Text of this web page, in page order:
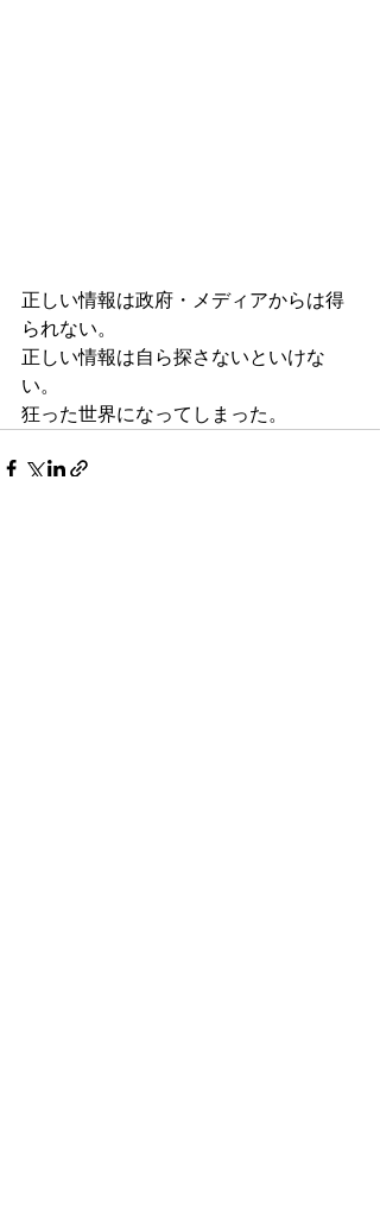
正しい情報は政府・メディアからは得
られない。
正しい情報は自ら探さないといけな
い。
狂った世界になってしまった。